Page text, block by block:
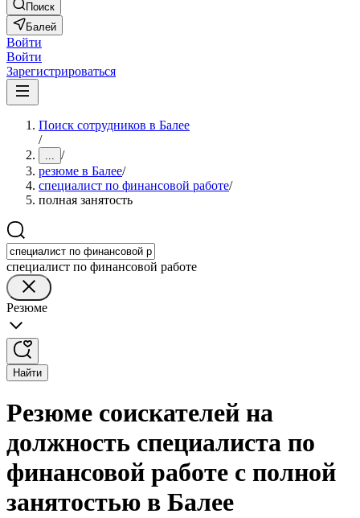
Поиск
Балей
Войти
Войти
Зарегистрироваться
Поиск сотрудников в Балее
/
... /
резюме в Балее/
специалист по финансовой работе/
полная занятость
специалист по финансовой работе
Резюме
Найти
Резюме соискателей на
должность специалиста по
финансовой работе с полной
занятостью в Балее